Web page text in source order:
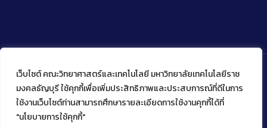
เว็บไซต์ คณะวิทยาศาสตร์และเทคโนโลยี มหาวิทยาลัยเทคโนโลยีราช
มงคลธัญบุรี ใช้คุกกี้เพื่อเพิ่มประสิทธิภาพและประสบการณ์ที่ดีในการ
ใช้งานเว็บไซต์ท่านสามารถศึกษารายละเอียดการใช้งานคุกกี้ได้ที่
"นโยบายการใช้คุกกี้"
Copyright © 2022 คณะวิทยาศาสตร์และเทคโนโลยี มหาวิทยาลัย